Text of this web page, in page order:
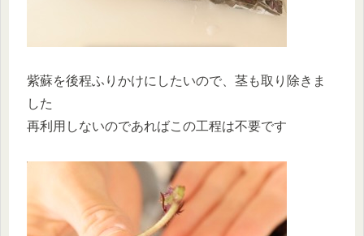
紫蘇を後程ふりかけにしたいので、茎も取り除きま
した
再利用しないのであればこの工程は不要です